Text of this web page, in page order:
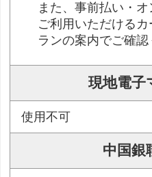
また、事前払い・
ご利用いただける
ランの案内でご確認
現地電子
使用不可
中国銀